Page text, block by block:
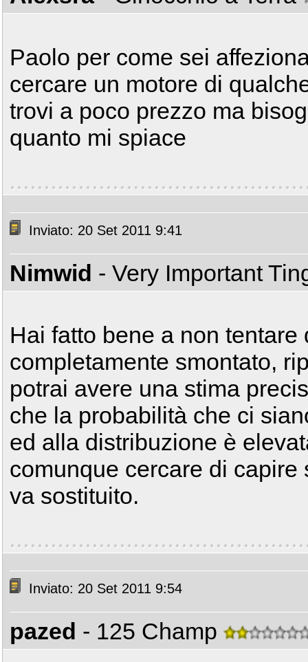
Paolo per come sei
cercare un motore di
trovi a poco prezzo ma
quanto mi spiace
Inviato: 20 Set 2011 9:41
Nimwid - Very Important
Hai fatto bene a non
completamente smontato,
potrai avere una stima
che la probabilità che ci
ed alla distribuzione è
comunque cercare di
va sostituito.
Inviato: 20 Set 2011 9:54
pazed - 125 Champ